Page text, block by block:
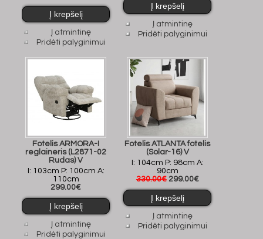
Į atmintinę
Pridėti palyginimui
Į atmintinę
Pridėti palyginimui
Fotelis ARMORA-I
reglaineris (L2871-02
Rudas) V
I: 103cm P: 100cm A:
110cm
299.00€
Į atmintinę
Pridėti palyginimui
Fotelis ATLANTA fotelis
(Solar-16) V
I: 104cm P: 98cm A:
90cm
330.00€ 299.00€
Į atmintinę
Pridėti palyginimui